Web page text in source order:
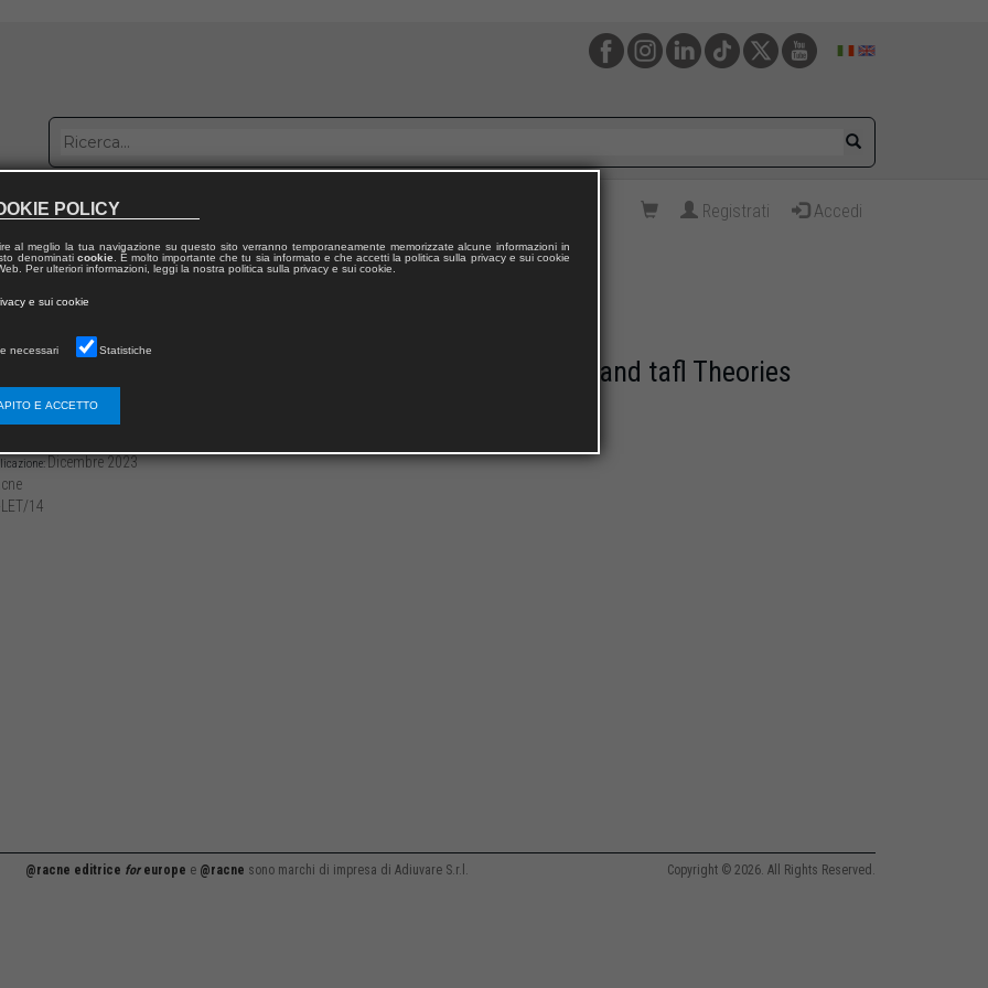
con noi Registrati Accedi
Level in Light of the New cefr Companion Volume and tafl Theories
Dicembre 2023
LET/14
@racne editrice foreurope e @racne sono marchi di impresa di Adiuvare S.r.l. Copyright © 2026. All Rights Reserved.
POLICY
al meglio la tua navigazione su questo sito verranno temporaneamente memorizzate alcune informazioni in
denominati cookie. È molto importante che tu sia informato e che accetti la politica sulla privacy e sui cookie
Per ulteriori informazioni, leggi la nostra politica sulla privacy e sui cookie.
e sui cookie
necessari Statistiche
E ACCETTO